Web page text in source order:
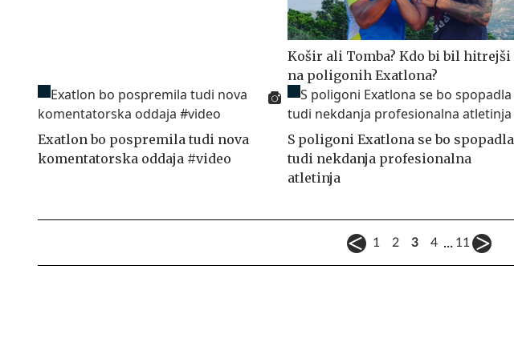
Košir ali Tomba? Kdo bi bil hitrejši
na poligonih Exatlona?
Exatlon bo pospremila tudi nova
komentatorska oddaja #video
S poligoni Exatlona se bo spopadla
tudi nekdanja profesionalna
atletinja
1 2 3 4 ... 11